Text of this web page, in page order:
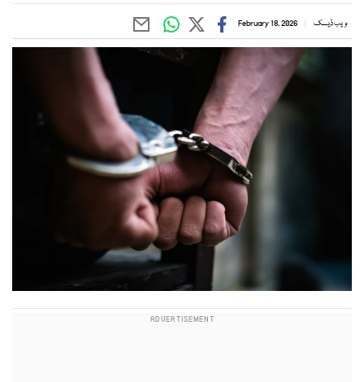
ویب ڈیسک February 18, 2026